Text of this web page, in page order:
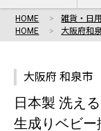
HOME 雑貨・日
HOME
大阪府和
大阪府 和泉市
日本製 洗え
生成りベビー